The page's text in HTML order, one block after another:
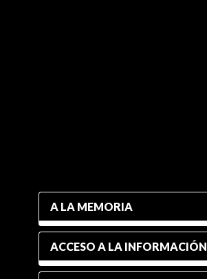
A LA MEMORIA
ACCESO A LA INFORMACIÓN